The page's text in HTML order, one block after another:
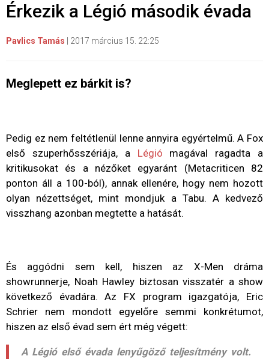
Érkezik a Légió második évada
Pavlics Tamás 2017 március 15. 22:25
Meglepett ez bárkit is?
Pedig ez nem feltétlenül lenne annyira egyértelmű. A Fox
első szuperhősszériája, a Légió magával ragadta a
kritikusokat és a nézőket egyaránt (Metacriticen 82
ponton áll a 100-ból), annak ellenére, hogy nem hozott
olyan nézettséget, mint mondjuk a Tabu. A kedvező
visszhang azonban megtette a hatását.
És aggódni sem kell, hiszen az X-Men dráma
showrunnerje, Noah Hawley biztosan visszatér a show
következő évadára. Az FX program igazgatója, Eric
Schrier nem mondott egyelőre semmi konkrétumot,
hiszen az első évad sem ért még végett:
A Légió első évada lenyűgöző teljesítmény volt.